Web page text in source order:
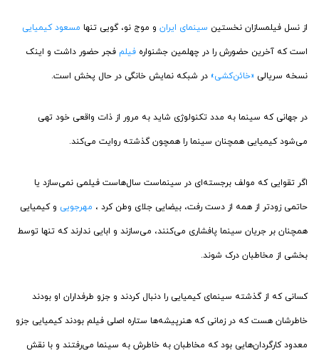
از نسل فیلمسازان نخستین سینمای ایران و موج نو، گویی تنها مسعود کیمیایی
است که آخرین حضورش را در چهلمین جشنواره فیلم فجر حضور داشت و اینک
نسخه سریالی «خائن‌کشی» در شبکه نمایش خانگی در حال پخش است.
در جهانی که سینما به مدد تکنولوژی شاید به مرور از ذات واقعی خود تهی
می‌شود کیمیایی همچنان سینما را همچون گذشته روایت می‌کند.
اگر تقوایی که مولف برجسته‌ای در سینماست سال‌هاست فیلمی نمی‌سازد یا
حاتمی زودتر از همه از دست رفت، بیضایی جلای وطن کرد ، مهرجویی و کیمیایی
همچنان بر جریان سینما پافشاری می‌کنند، می‌سازند و ابایی ندارند که تنها توسط
بخشی از مخاطبان درک شوند.
کسانی که از گذشته سینمای کیمیایی را دنبال کردند و جزو طرفداران او بودند
خاطرشان هست که در زمانی که هنرپیشه‌ها ستاره اصلی فیلم بودند کیمیایی جزو
معدود کارگردان‌هایی بود که مخاطبان به خاطرش به سینما می‌رفتند و با نقش